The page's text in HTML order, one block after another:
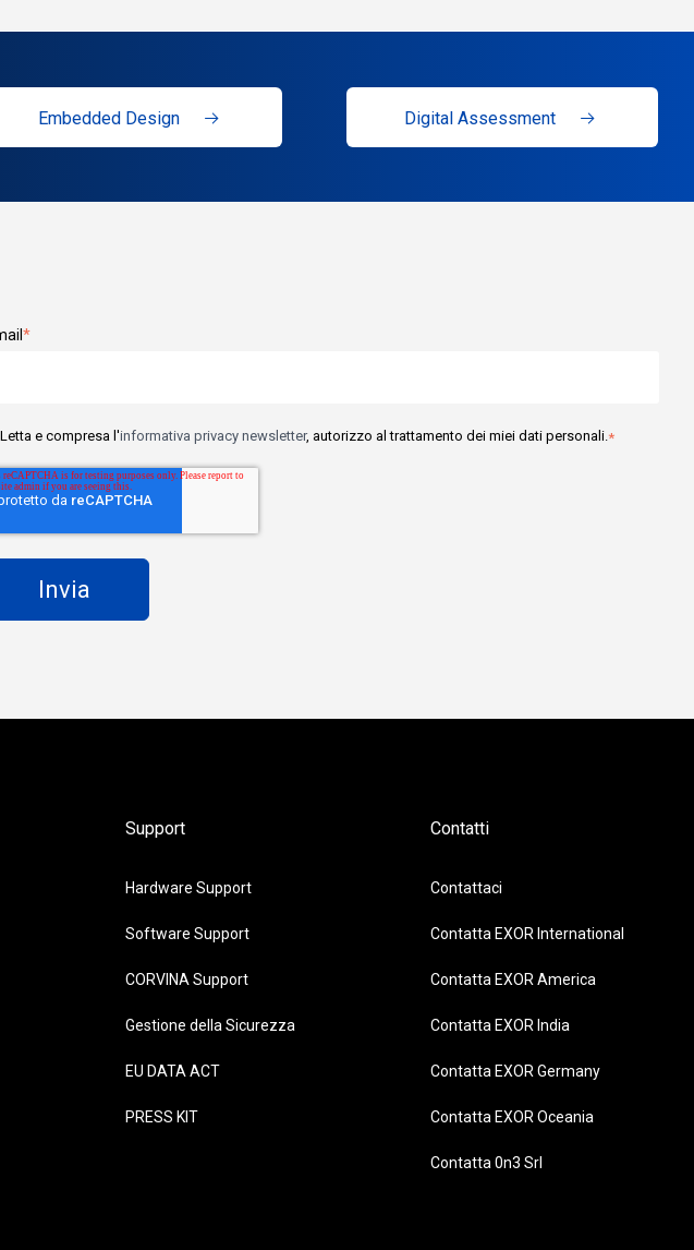
Embedded Design Digital Assessment
*
Letta e compresa l'informativa privacy newsletter, autorizzo al trattamento dei miei dati personali.*
Support
Hardware Support
Software Support
CORVINA Support
Gestione della Sicurezza
EU DATA ACT
PRESS KIT
Contatti
Contattaci
Contatta EXOR International
Contatta EXOR America
Contatta EXOR India
Contatta EXOR Germany
Contatta EXOR Oceania
Contatta 0n3 Srl